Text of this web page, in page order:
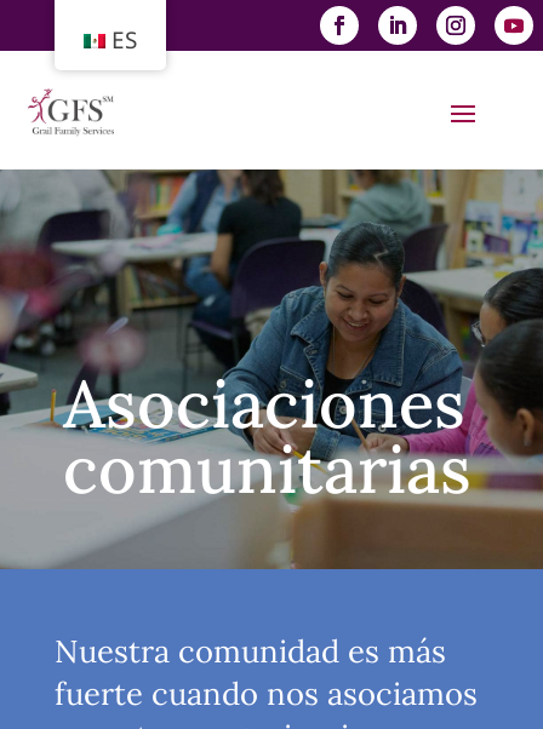
Asociaciones
comunitarias
Nuestra comunidad es más
fuerte cuando nos asociamos
ES